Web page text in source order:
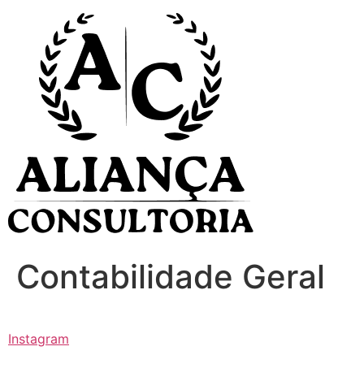
conteúdo
Contabilidade Geral
Instagram